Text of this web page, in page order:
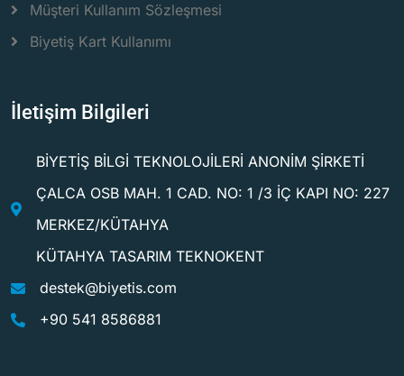
Müşteri Kullanım Sözleşmesi
Biyetiş Kart Kullanımı
İletişim Bilgileri
BİYETİŞ BİLGİ TEKNOLOJİLERİ ANONİM ŞİRKETİ
ÇALCA OSB MAH. 1 CAD. NO: 1 /3 İÇ KAPI NO: 227
MERKEZ/KÜTAHYA
KÜTAHYA TASARIM TEKNOKENT
destek@biyetis.com
+90 541 8586881